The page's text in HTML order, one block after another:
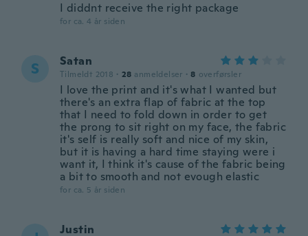
I diddnt receive the right package
for ca. 4 år siden
S Satan
Tilmeldt 2018 · 28 anmeldelser · 8 overførsler
I love the print and it's what I wanted but
there's an extra flap of fabric at the top
that I need to fold down in order to get
the prong to sit right on my face, the fabric
it's self is really soft and nice of my skin,
but it is having a hard time staying were i
want it, I think it's cause of the fabric being
a bit to smooth and not evough elastic
for ca. 5 år siden
Justin